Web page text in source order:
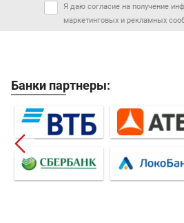
Я даю согласие на получение
маркетинговых и рекламных
Банки партнеры: